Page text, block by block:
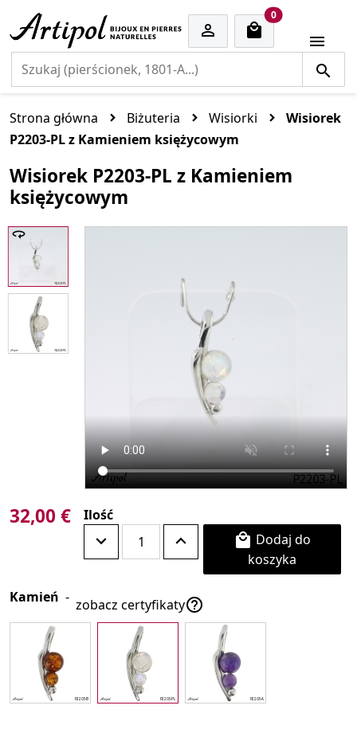

0cart items

Strona główna Biżuteria Wisiorki
Wisiorek
P2203-PL z Kamieniem księżycowym
Wisiorek P2203-PL z Kamieniem
księżycowym
32,00 € Ilość

koszyka
Kamień - zobacz certyfikaty